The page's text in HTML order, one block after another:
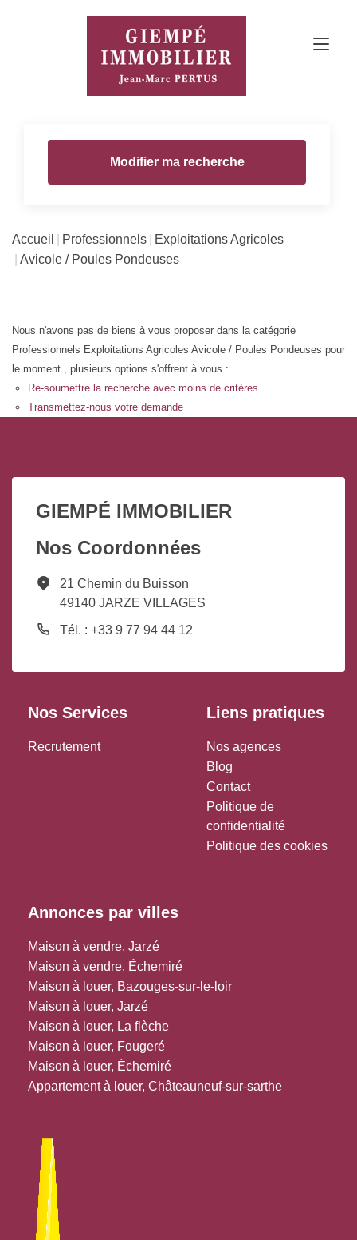
Modifier ma recherche
Accueil Professionnels
Exploitations Agricoles
Avicole / Poules Pondeuses
Nous n'avons pas de biens à vous proposer dans la catégorie
Professionnels Exploitations Agricoles Avicole / Poules Pondeuses pour
le moment , plusieurs options s'offrent à vous :
Re-soumettre la recherche avec moins de critères.
Transmettez-nous votre demande
GIEMPÉ IMMOBILIER
Nos Coordonnées
21 Chemin du Buisson
49140 JARZE VILLAGES
Tél. : +33 9 77 94 44 12
Nos Services
Recrutement
Liens pratiques
Nos agences
Blog
Contact
Politique de
confidentialité
Politique des cookies
Annonces par villes
Maison à vendre, Jarzé
Maison à vendre, Échemiré
Maison à louer, Bazouges-sur-le-loir
Maison à louer, Jarzé
Maison à louer, La flèche
Maison à louer, Fougeré
Maison à louer, Échemiré
Appartement à louer, Châteauneuf-sur-sarthe